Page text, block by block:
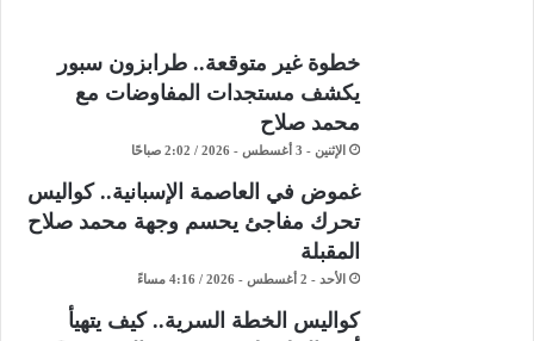
خطوة غير متوقعة.. طرابزون سبور
يكشف مستجدات المفاوضات مع
محمد صلاح
الإثنين - 3 أغسطس - 2026 / 2:02 صباحًا
غموض في العاصمة الإسبانية.. كواليس
تحرك مفاجئ يحسم وجهة محمد صلاح
المقبلة
الأحد - 2 أغسطس - 2026 / 4:16 مساءً
كواليس الخطة السرية.. كيف يتهيأ